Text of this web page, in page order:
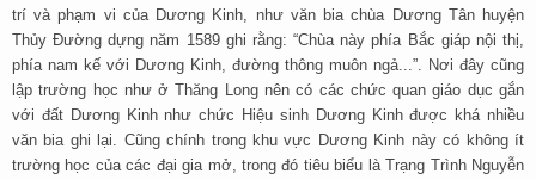
trí và phạm vi của Dương Kinh, như văn bia chùa Dương Tân huyện
Thủy Đường dựng năm 1589 ghi rằng: “Chùa này phía Bắc giáp nội thị,
phía nam kế với Dương Kinh, đường thông muôn ngả...”. Nơi đây cũng
lập trường học như ở Thăng Long nên có các chức quan giáo dục gắn
với đất Dương Kinh như chức Hiệu sinh Dương Kinh được khá nhiều
văn bia ghi lại. Cũng chính trong khu vực Dương Kinh này có không ít
trường học của các đại gia mở, trong đó tiêu biểu là Trạng Trình Nguyễn